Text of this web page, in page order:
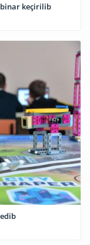
keçirilib